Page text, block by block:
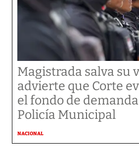
Magistrada salva su
advierte que Corte
el fondo de
Policía Municipal
NACIONAL